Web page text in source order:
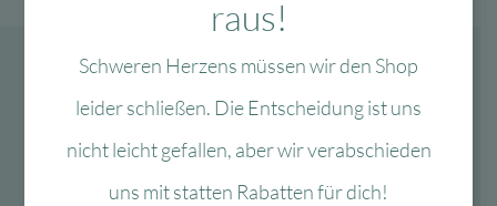
raus!
Schweren Herzens müssen wir den Shop
leider schließen. Die Entscheidung ist uns
nicht leicht gefallen, aber wir verabschieden
uns mit statten Rabatten für dich!